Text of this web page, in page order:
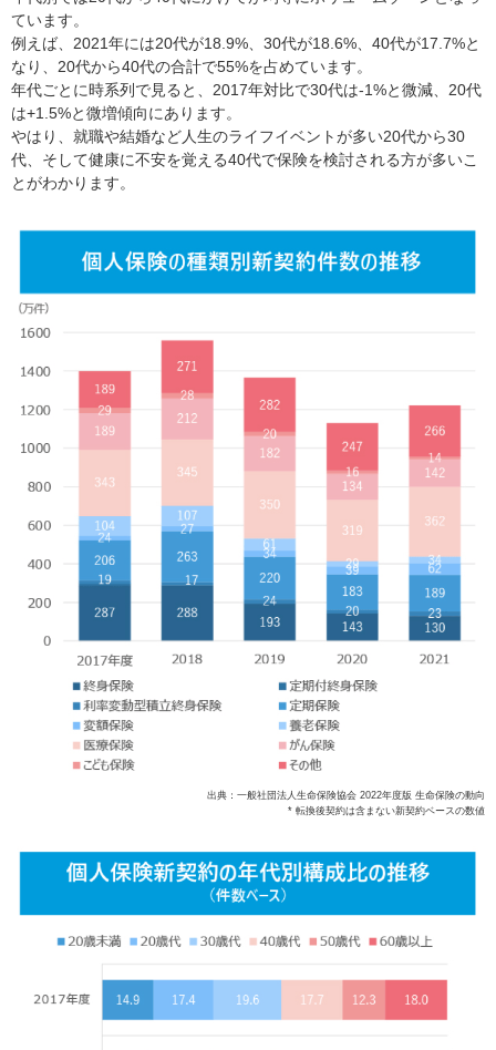
ています。
例えば、2021年には20代が18.9%、30代が18.6%、40代が17.7%と
なり、20代から40代の合計で55%を占めています。
年代ごとに時系列で見ると、2017年対比で30代は-1%と微減、20代
は+1.5%と微増傾向にあります。
やはり、就職や結婚など人生のライフイベントが多い20代から30
代、そして健康に不安を覚える40代で保険を検討される方が多いこ
とがわかります。
出典：一般社団法人生命保険協会 2022年度版 生命保険の動向
* 転換後契約は含まない新契約ベースの数値